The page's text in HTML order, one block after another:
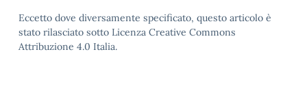
Eccetto dove diversamente specificato, questo articolo è
stato rilasciato sotto Licenza Creative Commons
Attribuzione 4.0 Italia.